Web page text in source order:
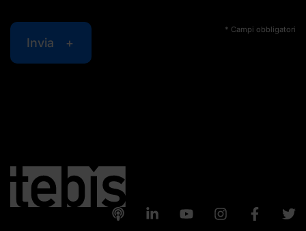
Invia
* Campi obbligatori